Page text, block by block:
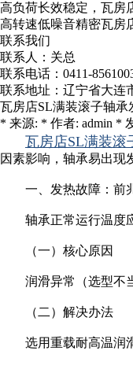
高负荷长效稳定，瓦房
高转速低噪音精密瓦房
联系我们
联系人：关总
联系电话：0411-
联系地址：辽宁省大连
瓦房店SL满装滚子轴
* 来源: * 作者: admin *
瓦房店SL满装滚
因素影响，轴承易出现
一、发热故障：前
轴承正常运行温度
（一）核心原因
润滑异常（选型不
（二）解决办法
选用重载耐高温润